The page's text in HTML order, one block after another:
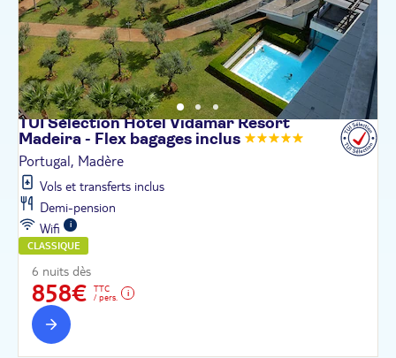
TUI Sélection Hôtel Vidamar Resort
Madeira - Flex bagages inclus
Portugal, Madère
Vols et transferts inclus
Demi-pension
Wifi
CLASSIQUE
6 nuits dès
858€
TTC
/ pers.